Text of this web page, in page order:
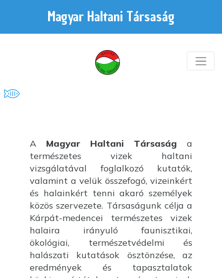
Magyar Haltani Társaság
A Magyar Haltani Társaság a
természetes vizek haltani
vizsgálatával foglalkozó kutatók,
valamint a velük összefogó, vizeinkért
és halainkért tenni akaró személyek
közös szervezete. Társaságunk célja a
Kárpát-medencei természetes vizek
halaira irányuló faunisztikai,
ökológiai, természetvédelmi és
halászati kutatások ösztönzése, az
eredmények és tapasztalatok